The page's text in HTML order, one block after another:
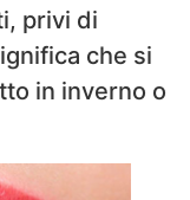
privi di
che si
in inverno o